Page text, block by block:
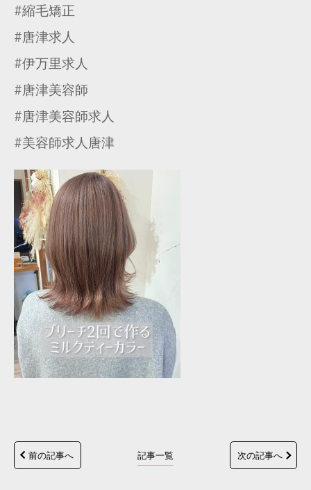
#縮毛矯正
#唐津求人
#伊万里求人
#唐津美容師
#唐津美容師求人
#美容師求人唐津
前の記事へ 記事一覧 次の記事へ